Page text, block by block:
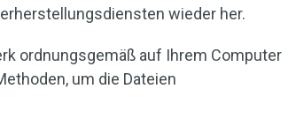
wieder her.
ordnungsgemäß auf Ihrem Computer
um die Dateien